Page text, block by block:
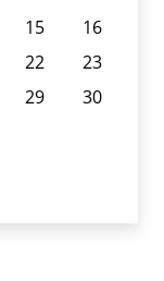
15
16
22
23
29
30